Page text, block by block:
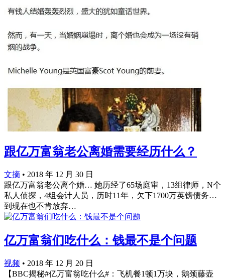
跟亿万富翁老公离婚需要经历什么？
文摘 • 2018 年 12 月 30 日
跟亿万富翁老公离个婚… 她历经了65场庭审，13组律师，N个
私人侦探，4组会计人员，历时11年，欠下1700万英镑债务…
到现在也不肯放弃… ​​​​
亿万富翁们吃什么：钱最不是个问题
视频 • 2018 年 12 月 20 日
【BBC揭秘#亿万富翁吃什么#：飞机餐1顿1万块，鹅颈藤壶